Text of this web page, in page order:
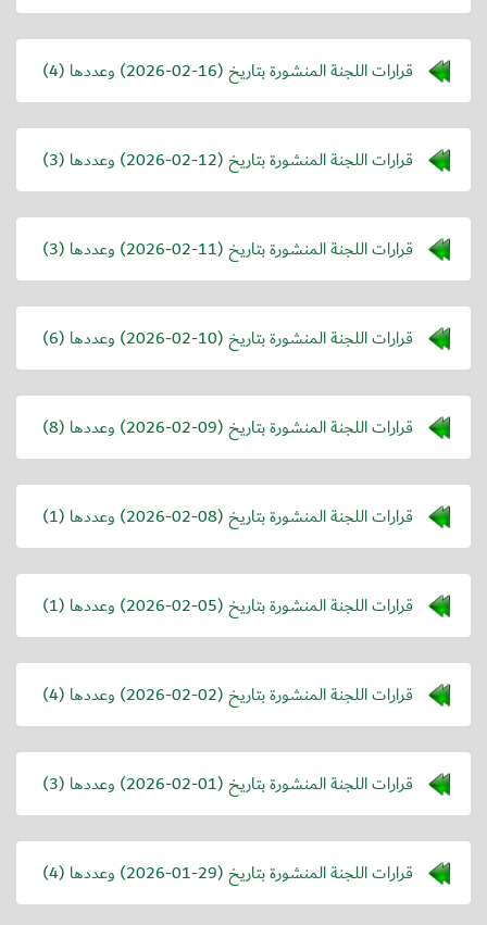
قرارات اللجنة المنشورة بتاريخ (2026-02-16) وعددها (4)
قرارات اللجنة المنشورة بتاريخ (2026-02-12) وعددها (3)
قرارات اللجنة المنشورة بتاريخ (2026-02-11) وعددها (3)
قرارات اللجنة المنشورة بتاريخ (2026-02-10) وعددها (6)
قرارات اللجنة المنشورة بتاريخ (2026-02-09) وعددها (8)
قرارات اللجنة المنشورة بتاريخ (2026-02-08) وعددها (1)
قرارات اللجنة المنشورة بتاريخ (2026-02-05) وعددها (1)
قرارات اللجنة المنشورة بتاريخ (2026-02-02) وعددها (4)
قرارات اللجنة المنشورة بتاريخ (2026-02-01) وعددها (3)
قرارات اللجنة المنشورة بتاريخ (2026-01-29) وعددها (4)